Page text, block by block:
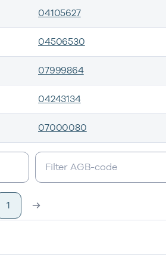
04105627
04506530
07999864
04243134
07000080
1